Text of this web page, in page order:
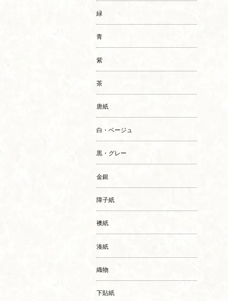
緑
青
紫
茶
唐紙
白・ベージュ
黒・グレー
金銀
障子紙
襖紙
湊紙
織物
下貼紙